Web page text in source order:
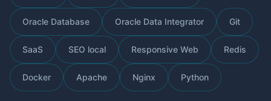
Oracle Database Oracle Data Integrator Git
SaaS SEO local Responsive Web Redis
Docker Apache Nginx Python